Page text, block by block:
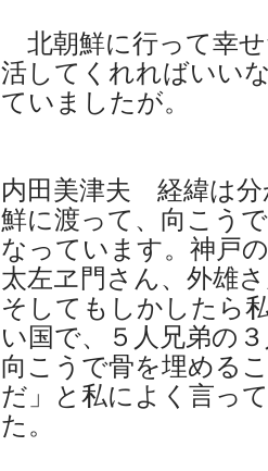
北朝鮮に行って幸
活してくれればいい
ていましたが。
内田美津夫 経緯は分
鮮に渡って、向こう
なっています。神戸
太左ヱ門さん、外雄
そしてもしかしたら
い国で、５人兄弟の
向こうで骨を埋める
だ」と私によく言っ
た。